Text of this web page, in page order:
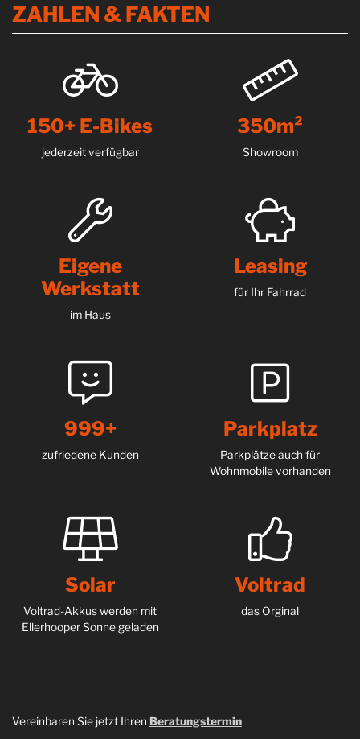
ZAHLEN & FAKTEN
150+ E-Bikes
jederzeit verfügbar
350m²
Showroom
Eigene
Werkstatt
im Haus
Leasing
für Ihr Fahrrad
999+
zufriedene Kunden
Parkplatz
Parkplätze auch für
Wohnmobile vorhanden
Solar
Voltrad-Akkus werden mit
Ellerhooper Sonne geladen
Voltrad
das Orginal
Vereinbaren Sie jetzt Ihren Beratungstermin